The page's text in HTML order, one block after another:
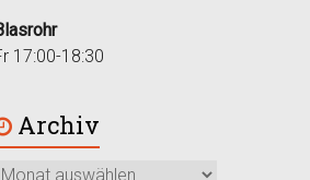
17:00-18:30
Archiv